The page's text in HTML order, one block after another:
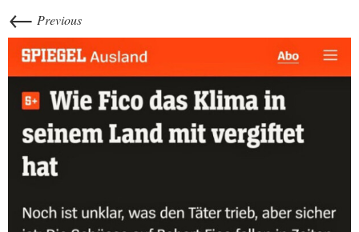
← Previous